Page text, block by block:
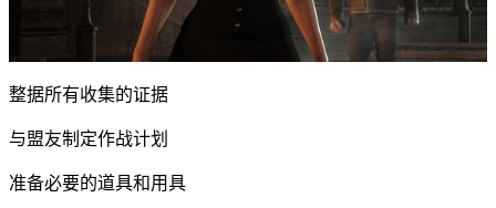
整据所有收集的证据
与盟友制定作战计划
准备必要的道具和用具